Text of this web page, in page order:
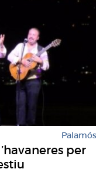
Palamós
per